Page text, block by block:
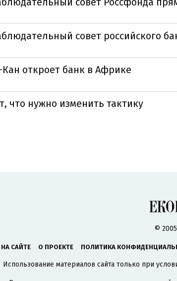
совет российского
откроет банк в Африке
что нужно изменить тактику
©
САЙТЕ О ПРОЕКТЕ ПОЛИТИКА
Использование материалов сайта только при